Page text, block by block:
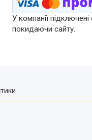
У компанії
покидаючи сайту.